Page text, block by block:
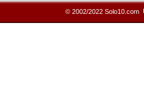
© 2002/2022 Solo10.com